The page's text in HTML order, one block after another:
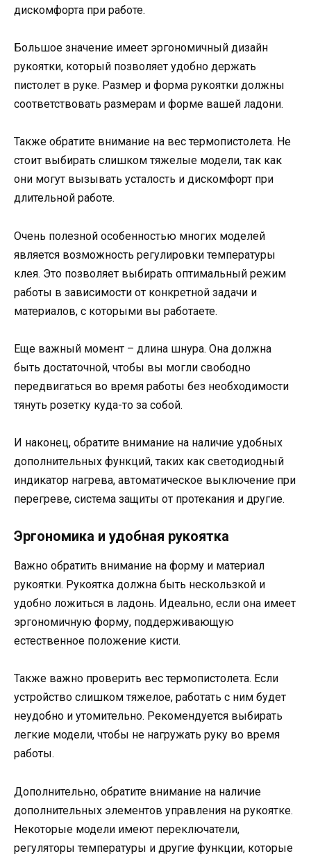
дискомфорта при работе.
Большое значение имеет эргономичный дизайн
рукоятки, который позволяет удобно держать
пистолет в руке. Размер и форма рукоятки должны
соответствовать размерам и форме вашей ладони.
Также обратите внимание на вес термопистолета. Не
стоит выбирать слишком тяжелые модели, так как
они могут вызывать усталость и дискомфорт при
длительной работе.
Очень полезной особенностью многих моделей
является возможность регулировки температуры
клея. Это позволяет выбирать оптимальный режим
работы в зависимости от конкретной задачи и
материалов, с которыми вы работаете.
Еще важный момент – длина шнура. Она должна
быть достаточной, чтобы вы могли свободно
передвигаться во время работы без необходимости
тянуть розетку куда-то за собой.
И наконец, обратите внимание на наличие удобных
дополнительных функций, таких как светодиодный
индикатор нагрева, автоматическое выключение при
перегреве, система защиты от протекания и другие.
Эргономика и удобная рукоятка
Важно обратить внимание на форму и материал
рукоятки. Рукоятка должна быть нескользкой и
удобно ложиться в ладонь. Идеально, если она имеет
эргономичную форму, поддерживающую
естественное положение кисти.
Также важно проверить вес термопистолета. Если
устройство слишком тяжелое, работать с ним будет
неудобно и утомительно. Рекомендуется выбирать
легкие модели, чтобы не нагружать руку во время
работы.
Дополнительно, обратите внимание на наличие
дополнительных элементов управления на рукоятке.
Некоторые модели имеют переключатели,
регуляторы температуры и другие функции, которые